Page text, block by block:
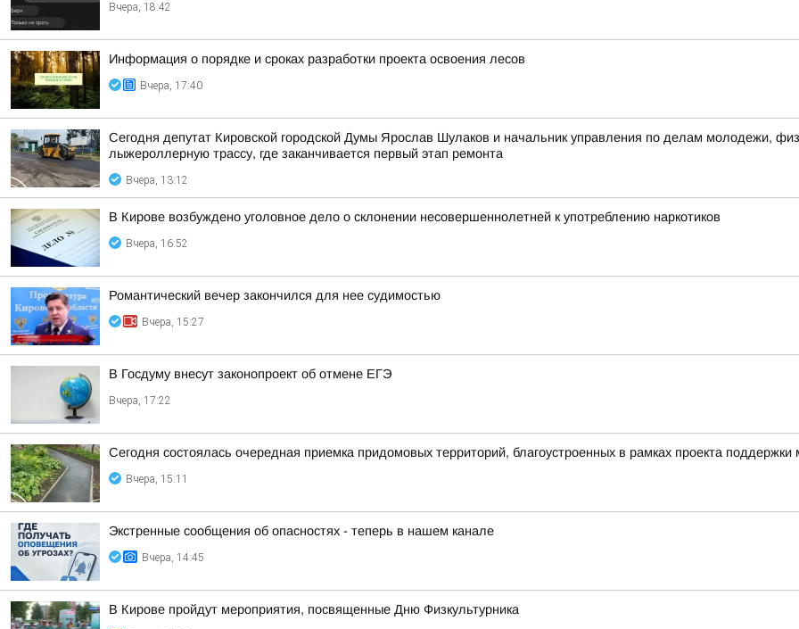
Вчера, 18:42
Информация о порядке и сроках разработки проекта освоения лесов
Вчера, 17:40
Сегодня депутат Кировской городской Думы Ярослав Шулаков и начальник управления по делам молодежи,
лыжероллерную трассу, где заканчивается первый этап ремонта
Вчера, 13:12
В Кирове возбуждено уголовное дело о склонении несовершеннолетней к употреблению наркотиков
Вчера, 16:52
Романтический вечер закончился для нее судимостью
Вчера, 15:27
В Госдуму внесут законопроект об отмене ЕГЭ
Вчера, 17:22
Сегодня состоялась очередная приемка придомовых территорий, благоустроенных в рамках проекта поддержки
Вчера, 15:11
Экстренные сообщения об опасностях - теперь в нашем канале
Вчера, 14:45
В Кирове пройдут мероприятия, посвященные Дню Физкультурника